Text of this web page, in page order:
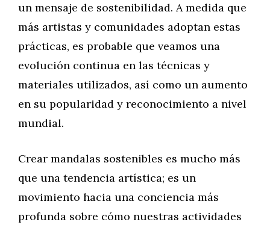
un mensaje de sostenibilidad. A medida que
más artistas y comunidades adoptan estas
prácticas, es probable que veamos una
evolución continua en las técnicas y
materiales utilizados, así como un aumento
en su popularidad y reconocimiento a nivel
mundial.
Crear mandalas sostenibles es mucho más
que una tendencia artística; es un
movimiento hacia una conciencia más
profunda sobre cómo nuestras actividades